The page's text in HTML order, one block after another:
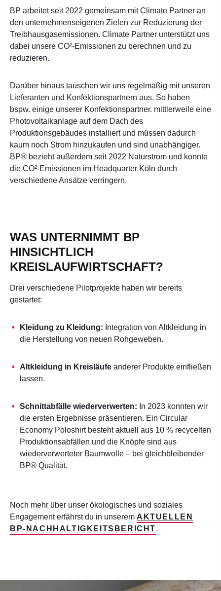
BP arbeitet seit 2022 gemeinsam mit Climate Partner an
den unternehmenseigenen Zielen zur Reduzierung der
Treibhausgasemissionen. Climate Partner unterstützt uns
dabei unsere CO²-Emissionen zu berechnen und zu
reduzieren.
Darüber hinaus tauschen wir uns regelmäßig mit unseren
Lieferanten und Konfektionspartnern aus. So haben
bspw. einige unserer Konfektionspartner. mittlerweile eine
Photovoltaikanlage auf dem Dach des
Produktionsgebäudes installiert und müssen dadurch
kaum noch Strom hinzukaufen und sind unabhängiger.
BP® bezieht außerdem seit 2022 Naturstrom und konnte
die CO²-Emissionen im Headquarter Köln durch
verschiedene Ansätze verringern.
WAS UNTERNIMMT BP
HINSICHTLICH
KREISLAUFWIRTSCHAFT?
Drei verschiedene Pilotprojekte haben wir bereits
gestartet:
Kleidung zu Kleidung: Integration von Altkleidung in
die Herstellung von neuen Rohgeweben.
Altkleidung in Kreisläufe anderer Produkte einfließen
lassen.
Schnittabfälle wiederverwerten: In 2023 konnten wir
die ersten Ergebnisse präsentieren. Ein Circular
Economy Poloshirt besteht aktuell aus 10 % recycelten
Produktionsabfällen und die Knöpfe sind aus
wiederverwerteter Baumwolle – bei gleichbleibender
BP® Qualität.
Noch mehr über unser ökologisches und soziales
Engagement erfährst du in unserem AKTUELLEN
BP-NACHHALTIGKEITSBERICHT.